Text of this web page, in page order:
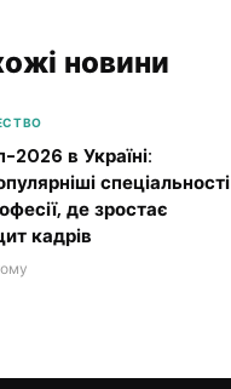
новини
2026 в Україні:
спеціальності
де зростає
кадрів